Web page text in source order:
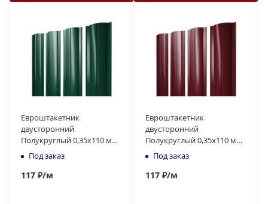
Евроштакетник
двусторонний
Полукруглый 0,35x110 мм
зелёный RAL 6005 1м
Под заказ
117 ₽/м
Евроштакетник
двусторонний
Полукруглый 0,35x110 мм
вишневый RAL 3005 1м
Под заказ
117 ₽/м